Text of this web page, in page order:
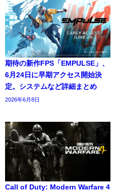
期待の新作FPS「EMPULSE」、
6月24日に早期アクセス開始決
定。システムなど詳細まとめ
2026年6月8日
Call of Duty: Modern Warfare 4